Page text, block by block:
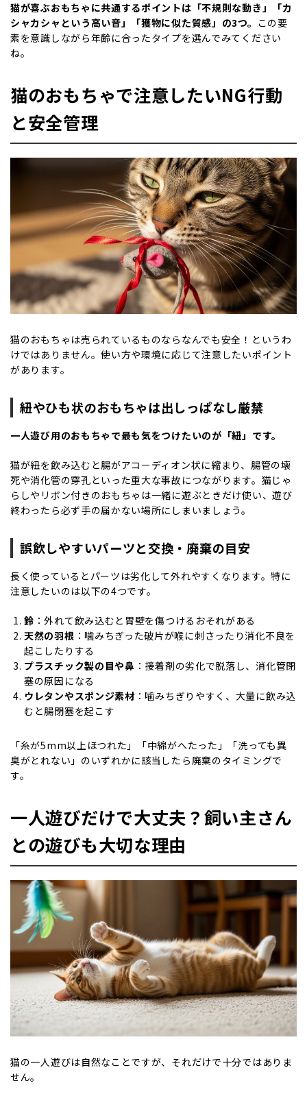
猫が喜ぶおもちゃに共通するポイントは「不規則な動き」「カ
シャカシャという高い音」「獲物に似た質感」の3つ。 この要
素を意識しながら年齢に合ったタイプを選んでみてください
ね。
猫のおもちゃで注意したいNG行動
と安全管理
猫のおもちゃは売られているものならなんでも安全！というわ
けではありません。使い方や環境に応じて注意したいポイント
があります。
紐やひも状のおもちゃは出しっぱなし厳禁
一人遊び用のおもちゃで最も気をつけたいのが「紐」です。
猫が紐を飲み込むと腸がアコーディオン状に縮まり、腸管の壊
死や消化管の穿孔といった重大な事故につながります。猫じゃ
らしやリボン付きのおもちゃは一緒に遊ぶときだけ使い、遊び
終わったら必ず手の届かない場所にしまいましょう。
誤飲しやすいパーツと交換・廃棄の目安
長く使っているとパーツは劣化して外れやすくなります。特に
注意したいのは以下の4つです。
鈴 ：外れて飲み込むと胃壁を傷つけるおそれがある
天然の羽根 ：噛みちぎった破片が喉に刺さったり消化不良を
起こしたりする
プラスチック製の目や鼻 ：接着剤の劣化で脱落し、消化管閉
塞の原因になる
ウレタンやスポンジ素材：噛みちぎりやすく、大量に飲み込
むと腸閉塞を起こす
「糸が5mm以上ほつれた」「中綿がへたった」「洗っても異
臭がとれない」のいずれかに該当したら廃棄のタイミングで
す。
一人遊びだけで大丈夫？飼い主さん
との遊びも大切な理由
猫の一人遊びは自然なことですが、それだけで十分ではありま
せん。